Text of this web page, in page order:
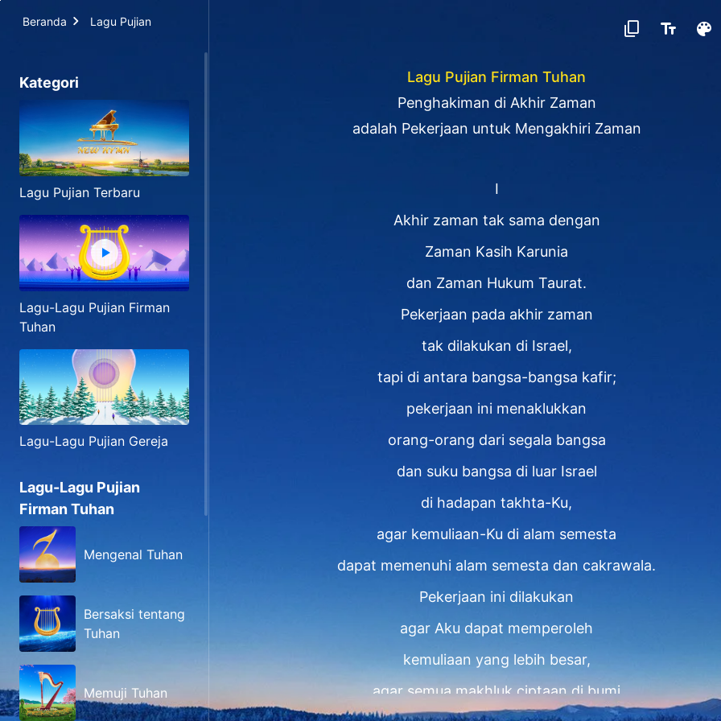
Beranda Lagu Pujian
Kategori
Lagu Pujian Terbaru
Lagu-Lagu Pujian Firman
Tuhan
Lagu-Lagu Pujian Gereja
Lagu-Lagu Pujian
Firman Tuhan
Mengenal Tuhan
Bersaksi tentang
Tuhan
Memuji Tuhan
Lagu Pujian Firman Tuhan
Penghakiman di Akhir Zaman
adalah Pekerjaan untuk Mengakhiri Zaman
I
Akhir zaman tak sama dengan
Zaman Kasih Karunia
dan Zaman Hukum Taurat.
Pekerjaan pada akhir zaman
tak dilakukan di Israel,
tapi di antara bangsa-bangsa kafir;
pekerjaan ini menaklukkan
orang-orang dari segala bangsa
dan suku bangsa di luar Israel
di hadapan takhta-Ku,
agar kemuliaan-Ku di alam semesta
dapat memenuhi alam semesta dan cakrawala.
Pekerjaan ini dilakukan
agar Aku dapat memperoleh
kemuliaan yang lebih besar,
agar semua makhluk ciptaan di bumi